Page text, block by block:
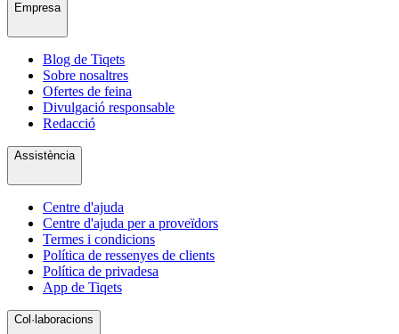
Empresa
Blog de Tiqets
Sobre nosaltres
Ofertes de feina
Divulgació responsable
Redacció
Assistència
Centre d'ajuda
Centre d'ajuda per a proveïdors
Termes i condicions
Política de ressenyes de clients
Política de privadesa
App de Tiqets
Col·laboracions